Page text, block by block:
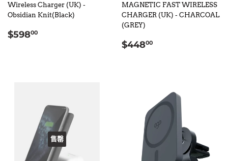
Wireless Charger (UK) -
Obsidian Knit(Black)
定
$59800
MAGNETIC FAST WIRELESS
CHARGER (UK) - CHARCOAL
(GREY)
定
$44800
售罄